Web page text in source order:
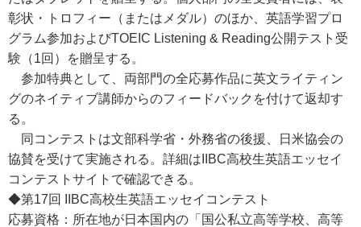
彰状・トロフィー（またはメダル）のほか、英語学習プロ
グラム参加およびTOEIC Listening & Reading公開テスト受
験（1回）を贈呈する。
参加特典として、両部門の全応募作品に英文ライティン
グのネイティブ講師からのフィードバックを付けて返却す
る。
同コンテストは文部科学省・外務省の後援、日米協会の
協賛を受けて実施される。詳細はIIBC高校生英語エッセイ
コンテストサイトで確認できる。
◆第17回 IIBC高校生英語エッセイコンテスト
応募資格：所在地が日本国内の「国公私立高等学校、高等